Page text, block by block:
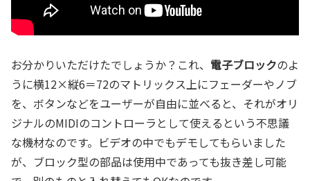
お分かりいただけたでしょうか？これ、 電子ブロックのよ
うに横12×縦6＝72のマトリックス上にフェーダーやノブ
を、ボタンなどをユーザーが自由に並べると、それがオリ
ジナルのMIDIのコントローラとして使えるという不思議
な機材なのです。ビデオの中でもデモしてもらいました
が、ブロック型の部品は使用中であっても抜き差し可能